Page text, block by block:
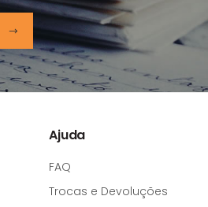
Ajuda
FAQ
Trocas e Devoluções